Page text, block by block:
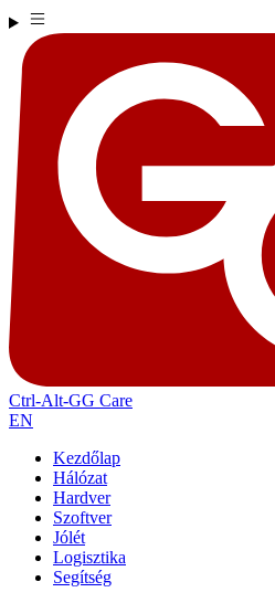
Ctrl-Alt-GG Care
EN
Kezdőlap
Hálózat
Hardver
Szoftver
Jólét
Logisztika
Segítség